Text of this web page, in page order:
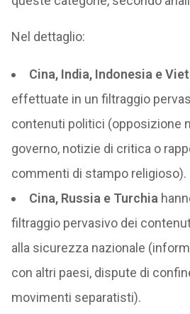
Nel dettaglio:
Cina, India, Indonesia e
effettuate in un filtraggio
contenuti politici (opposizione
governo, notizie di critica o
commenti di stampo religioso).
Cina, Russia e Turchia
filtraggio pervasivo dei
alla sicurezza nazionale
con altri paesi, dispute di
movimenti separatisti).